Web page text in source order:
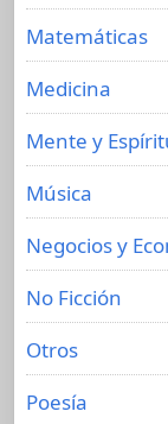
Matemáticas
Medicina
Mente y
Música
Negocios y
No Ficción
Otros
Poesía